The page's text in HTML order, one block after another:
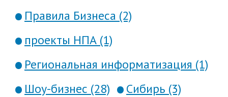
Правила Бизнеса (2)
проекты НПА (1)
Региональная информатизация (1)
Шоу-бизнес (28)
Сибирь (3)